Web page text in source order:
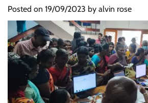
Posted on 19/09/2023 by alvin rose